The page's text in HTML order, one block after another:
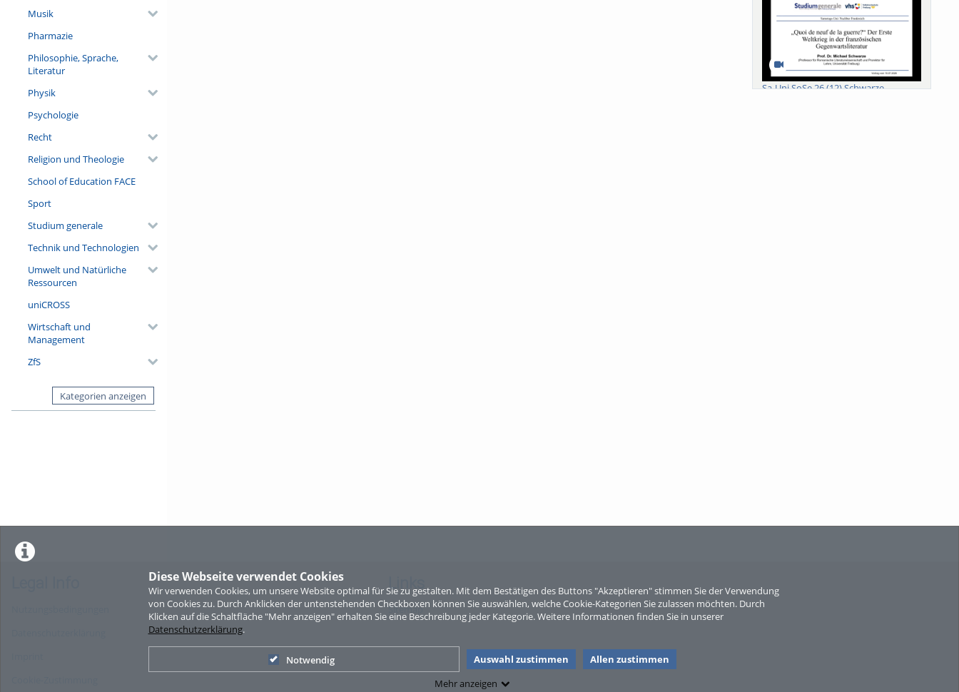
Diese Webseite verwendet Cookies
Wir verwenden Cookies, um unsere Website optimal für Sie zu gestalten. Mit dem Bestätigen des Buttons "Akzeptieren" stimmen Sie der Verwendung
von Cookies zu. Durch Anklicken der untenstehenden Checkboxen können Sie auswählen, welche Cookie-Kategorien Sie zulassen möchten. Durch
Klicken auf die Schaltfläche "Mehr anzeigen" erhalten Sie eine Beschreibung jeder Kategorie. Weitere Informationen finden Sie in unserer
Datenschutzerklärung.
Notwendig Auswahl zustimmen
Allen zustimmen
Mehr anzeigen
Musik
Pharmazie
Philosophie, Sprache,
Literatur
Physik
Psychologie
Recht
Religion und Theologie
School of Education FACE
Sport
Studium generale
Technik und Technologien
Umwelt und Natürliche
Ressourcen
uniCROSS
Wirtschaft und
Management
ZfS
Kategorien anzeigen
Sa-Uni SoSe 26 (12) Schwarze
Sperber
Links
Sitemap